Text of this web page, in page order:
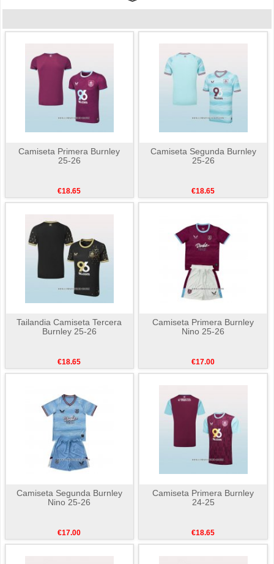
Camiseta Primera Burnley
25-26
€18.65
Camiseta Segunda Burnley
25-26
€18.65
Tailandia Camiseta Tercera
Burnley 25-26
€18.65
Camiseta Primera Burnley
Nino 25-26
€17.00
Camiseta Segunda Burnley
Nino 25-26
€17.00
Camiseta Primera Burnley
24-25
€18.65